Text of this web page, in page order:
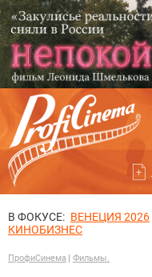
В ФОКУСЕ: ВЕНЕЦИЯ 2026
КИНОБИЗНЕС
ПрофиСинема Фильмы.